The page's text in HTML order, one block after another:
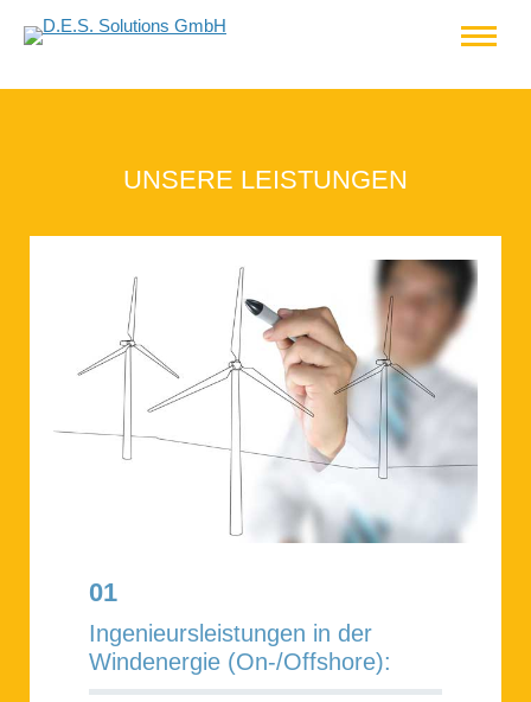
UNSERE LEISTUNGEN
01
Ingenieursleistungen in der
Windenergie (On-/Offshore):